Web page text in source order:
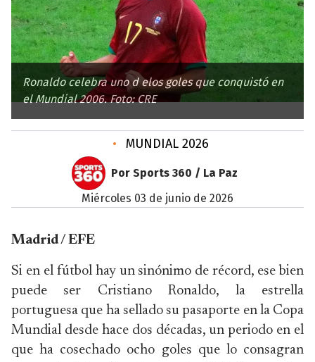
Ronaldo celebra uno d elos goles que conquistó en
el Mundial 2006. Foto: CRE
• MUNDIAL 2026
Por Sports 360 / La Paz
miércoles 03 de junio de 2026
Madrid / EFE
Si en el fútbol hay un sinónimo de récord, ese bien
puede ser Cristiano Ronaldo, la estrella
portuguesa que ha sellado su pasaporte en la Copa
Mundial desde hace dos décadas, un periodo en el
que ha cosechado ocho goles que lo consagran